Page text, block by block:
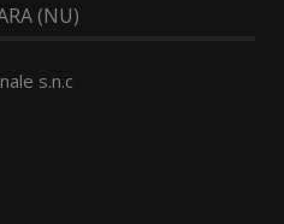
(NU)
s.n.c